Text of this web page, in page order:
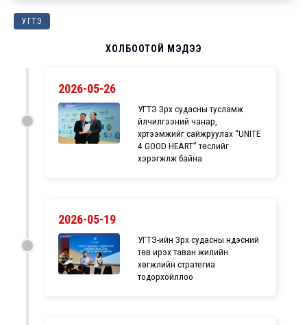
УГТЭ
ХОЛБООТОЙ МЭДЭЭ
2026-05-26
УГТЭ Зүрх судасны тусламж
үйлчилгээний чанар,
хүртээмжийг сайжруулах “UNITE
4 GOOD HEART” төслийг
хэрэгжүүлж байна
2026-05-19
УГТЭ-ийн Зүрх судасны үндэсний
төв ирэх таван жилийн
хөгжлийн стратегиа
тодорхойллоо